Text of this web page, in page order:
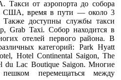
от аэропорта до собора
США, время в пути — около 3
доступны службы такси
Grab Taxi. Собор находится в
отелей первого района. В
категорий: Park Hyatt
Hotel Continental Saigon, The
du Lac Boutique Saigon. Многие
перемещаться между